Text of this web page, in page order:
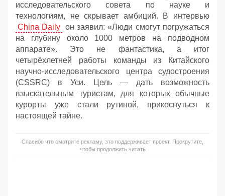
исследовательского совета по науке и
технологиям, не скрывает амбиций. В интервью
China Daily он заявил: «Люди смогут погружаться
на глубину около 1000 метров на подводном
аппарате». Это не фантастика, а итог
четырёхлетней работы команды из Китайского
научно-исследовательского центра судостроения
(CSSRC) в Уси. Цель — дать возможность
взыскательным туристам, для которых обычные
курорты уже стали рутиной, прикоснуться к
настоящей тайне.
Спасибо что смотрите рекламу, это поддерживает проект. Прокрутите,
чтобы продолжить читать